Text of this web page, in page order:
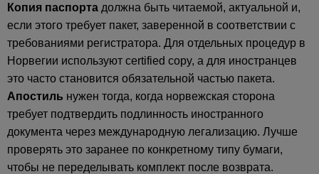
Копия паспорта должна быть читаемой, актуальной и,
если этого требует пакет, заверенной в соответствии с
требованиями регистратора. Для отдельных процедур в
Норвегии используют certified copy, а для иностранцев
это часто становится обязательной частью пакета.
Апостиль нужен тогда, когда норвежская сторона
требует подтвердить подлинность иностранного
документа через международную легализацию. Лучше
проверять это заранее по конкретному типу бумаги,
чтобы не переделывать комплект после возврата.